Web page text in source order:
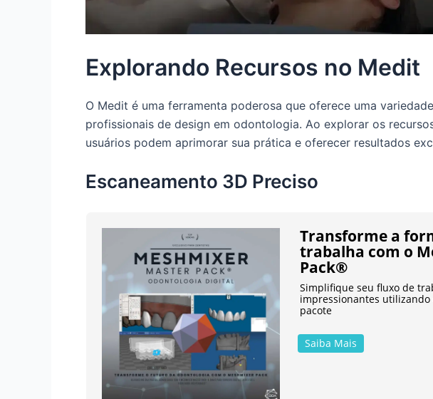
Explorando Recursos no Medit
O Medit é uma ferramenta poderosa que oferece uma
profissionais de design em odontologia. Ao explorar os
usuários podem aprimorar sua prática e oferecer resultados
Escaneamento 3D Preciso
Transforme a
trabalha com o
Pack®
Simplifique seu fluxo de
impressionantes utilizando
pacote
Saiba Mais